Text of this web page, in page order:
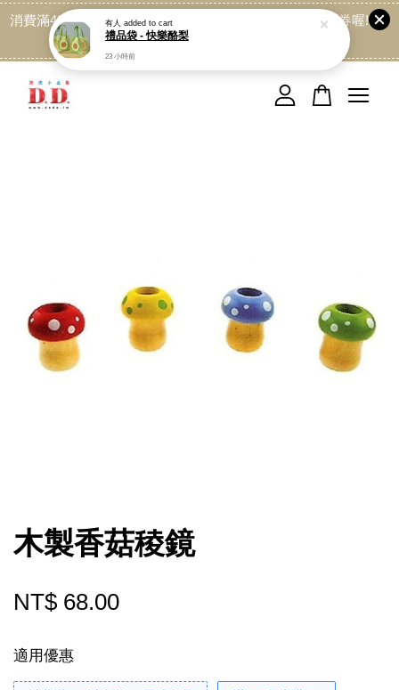
消費滿499免運喔, 記得加LINE:@dede168 領取專屬折扣券喔!
點我
木製香菇稜鏡
NT$ 68.00
適用優惠
您的購物車目前還是空的。
有人 added to cart
禮品袋 - 快樂酪梨
23 小時前